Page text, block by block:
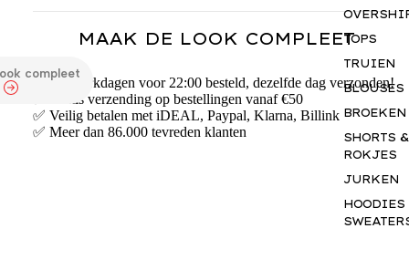
TOPS
TRUIEN
BLOUSES
BROEKEN
SHORTS &
ROKJES
JURKEN
HOODIES
compleet
MAAK DE LOOK COMPLEET
✅ Op werkdagen voor 22:00 besteld, dezelfde dag verzonden!
✅ Gratis verzending op bestellingen vanaf €50
✅ Veilig betalen met iDEAL, Paypal, Klarna, Billink
✅ Meer dan 86.000 tevreden klanten